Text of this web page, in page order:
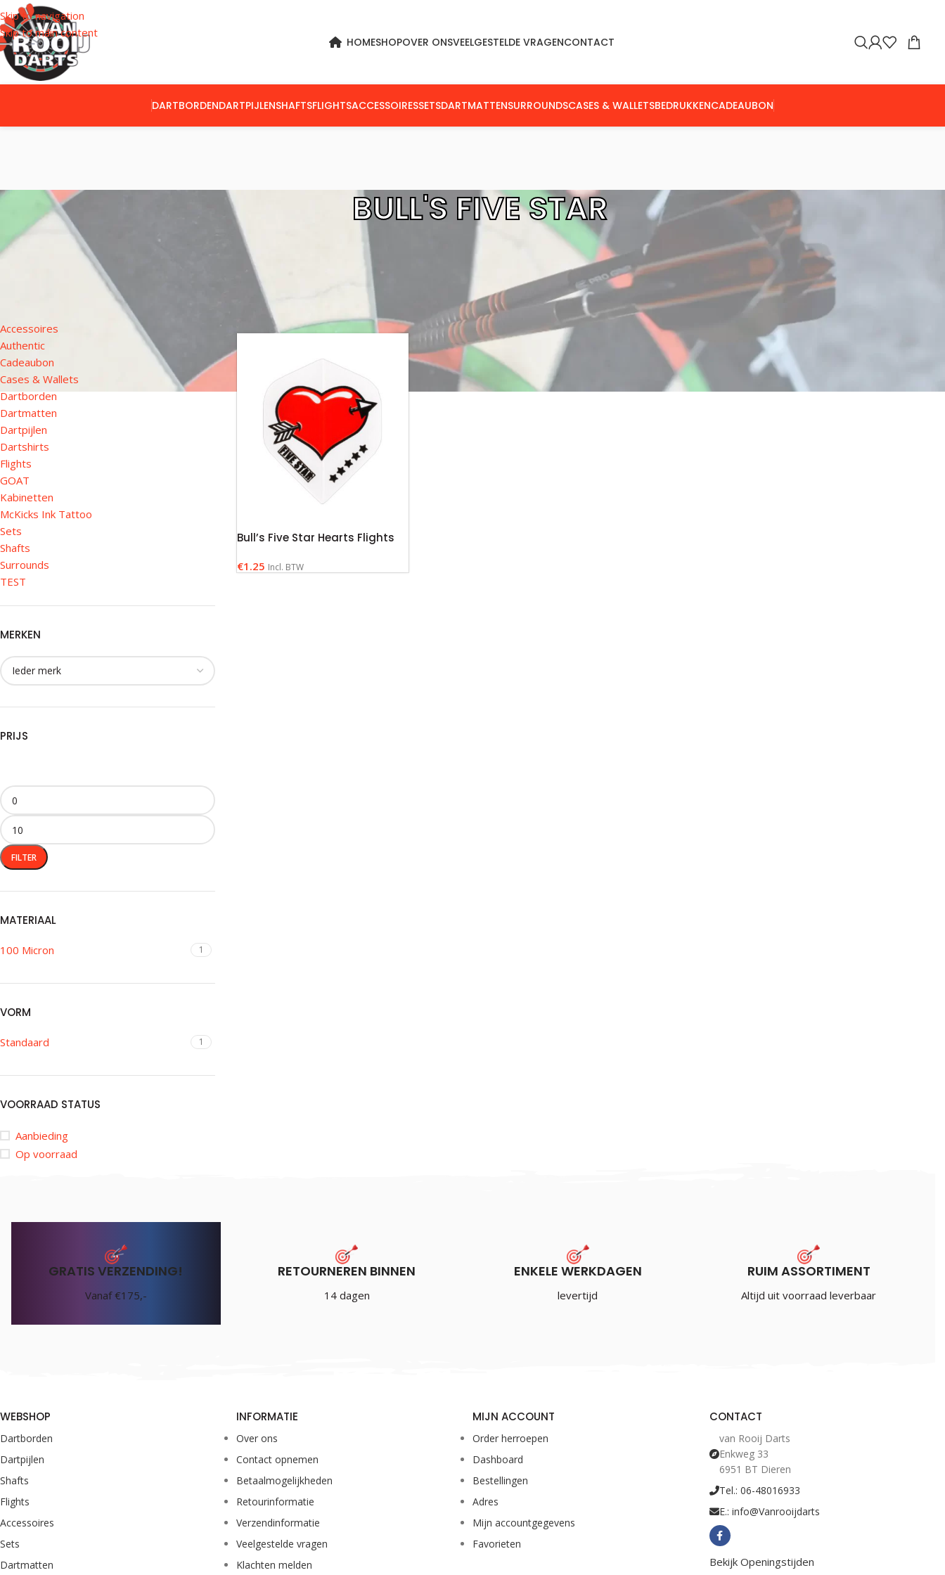
Skip to navigation
Skip to main content
HOMESHOPOVER ONSVEELGESTELDE VRAGENCONTACT
DARTBORDENDARTPIJLENSHAFTSFLIGHTSACCESSOIRESSETSDARTMATTENSURROUNDSCASES & WALLETSBEDRUKKENCADEAUBON
BULL'S FIVE STAR
Accessoires
Authentic
Cadeaubon
Cases & Wallets
Dartborden
Dartmatten
Dartpijlen
Dartshirts
Flights
GOAT
Kabinetten
McKicks Ink Tattoo
Sets
Shafts
Surrounds
TEST
MERKEN
PRIJS
FILTER
MATERIAAL
100 Micron 1
VORM
Standaard 1
VOORRAAD STATUS
Aanbieding
Op voorraad
Home Bull's Five Star Toon 9 24
Bull’s Five Star Hearts Flights
€1.25 Incl. BTW
GRATIS VERZENDING!
Vanaf €175,-
RETOURNEREN BINNEN
14 dagen
ENKELE WERKDAGEN
levertijd
RUIM ASSORTIMENT
Altijd uit voorraad leverbaar
WEBSHOP
Dartborden
Dartpijlen
Shafts
Flights
Accessoires
Sets
Dartmatten
INFORMATIE
Over ons
Contact opnemen
Betaalmogelijkheden
Retourinformatie
Verzendinformatie
Veelgestelde vragen
Klachten melden
MIJN ACCOUNT
Order herroepen
Dashboard
Bestellingen
Adres
Mijn accountgegevens
Favorieten
CONTACT
van Rooij Darts
Enkweg 33
6951 BT Dieren
Tel.: 06-48016933
E.: info@Vanrooijdarts
Bekijk Openingstijden